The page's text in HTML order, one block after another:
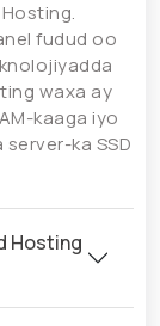
fudud oo
waxa ay
kaaga iyo
ka SSD
Hosting